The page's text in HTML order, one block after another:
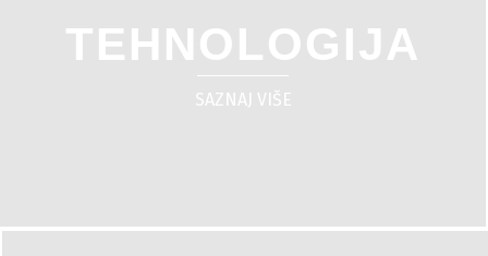
TEHNOLOGIJA
SAZNAJ VIŠE